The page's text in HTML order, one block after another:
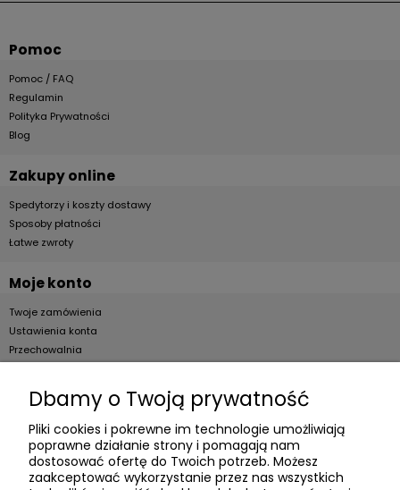
Pomoc
Pomoc / FAQ
Regulamin
Polityka Prywatności
Blog
Zakupy online
Spedytorzy i koszty dostawy
Sposoby płatności
Łatwe zwroty
Moje konto
Twoje zamówienia
Ustawienia konta
Przechowalnia
Dla firm
O firmie
Dbamy o Twoją prywatność
Pliki cookies i pokrewne im technologie umożliwiają
poprawne działanie strony i pomagają nam
dostosować ofertę do Twoich potrzeb. Możesz
zaakceptować wykorzystanie przez nas wszystkich